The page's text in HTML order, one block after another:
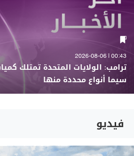
00:43 | 2026-08-06
ترامب: الولايات المتحدة تمتلك
سيما أنواع محددة منها
فيديو